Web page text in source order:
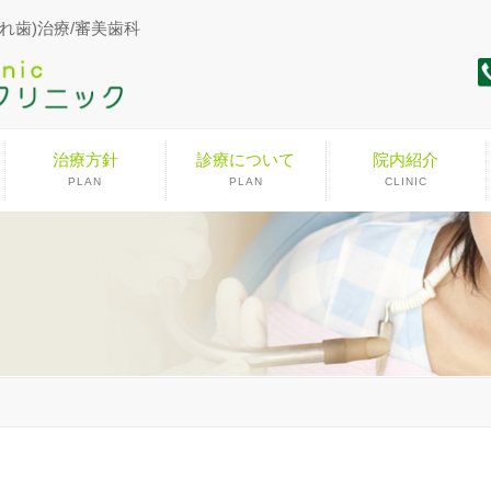
歯)治療/審美歯科
治療方針
PLAN
診療について
PLAN
院内紹介
CLINIC